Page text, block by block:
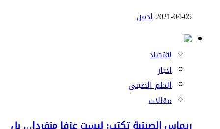
2021-04-05ادمن
إقتصاد
اخبار
الحلم الصيني
مقالات